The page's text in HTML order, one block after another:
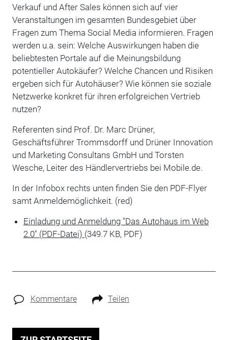
Verkauf und After Sales können sich auf vier
Veranstaltungen im gesamten Bundesgebiet über
Fragen zum Thema Social Media informieren. Fragen
werden u.a. sein: Welche Auswirkungen haben die
beliebtesten Portale auf die Meinungsbildung
potentieller Autokäufer? Welche Chancen und Risiken
ergeben sich für Autohäuser? Wie können sie soziale
Netzwerke konkret für ihren erfolgreichen Vertrieb
nutzen?
Referenten sind Prof. Dr. Marc Drüner,
Geschäftsführer Trommsdorff und Drüner Innovation
und Marketing Consultans GmbH und Torsten
Wesche, Leiter des Händlervertriebs bei Mobile.de.
In der Infobox rechts unten finden Sie den PDF-Flyer
samt Anmeldemöglichkeit. (red)
Einladung und Anmeldung "Das Autohaus im Web
2.0" (PDF-Datei) (349.7 KB, PDF)
Kommentare Teilen